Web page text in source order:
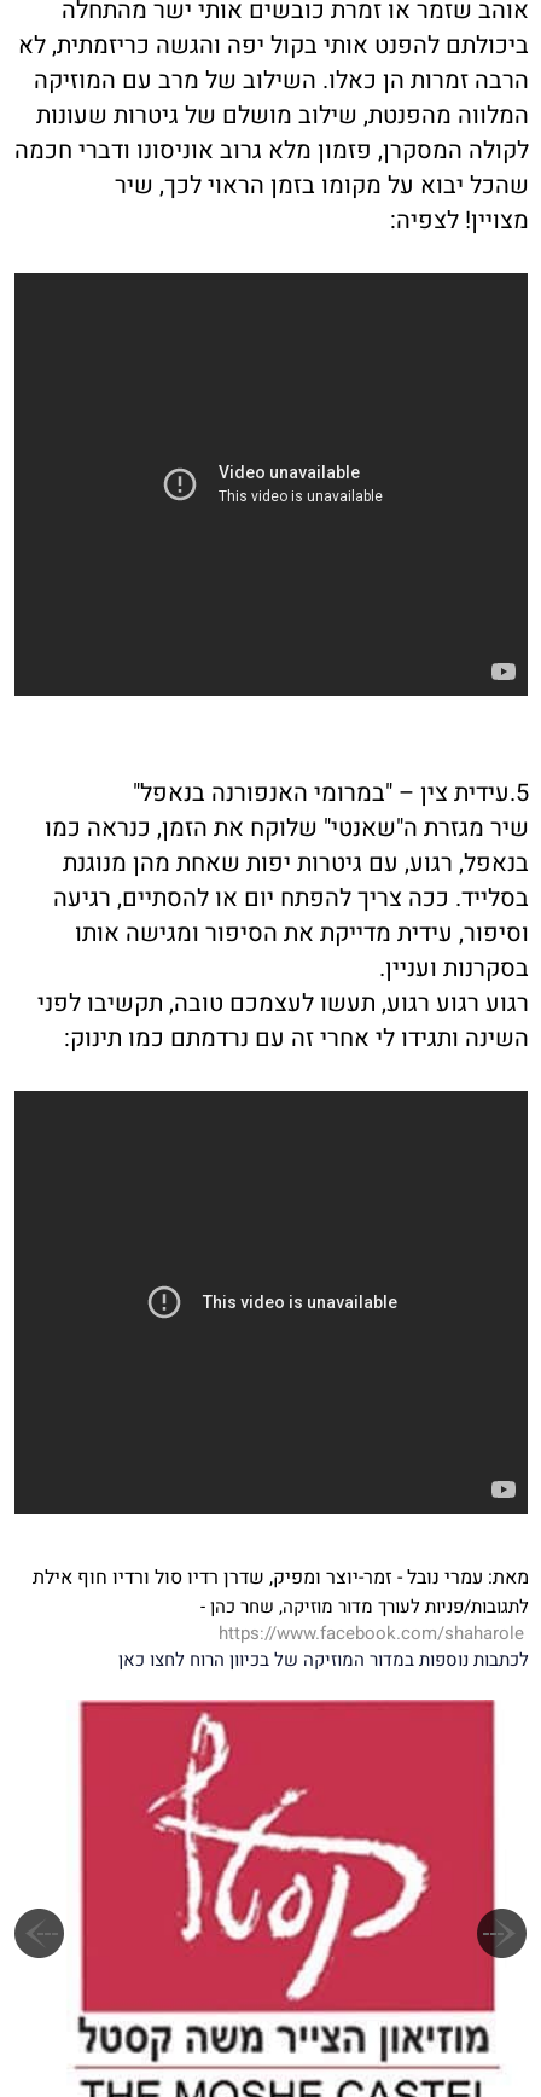
אוהב שזמר או זמרת כובשים אותי ישר מהתחלה
ביכולתם להפנט אותי בקול יפה והגשה כריזמתית, לא
הרבה זמרות הן כאלו. השילוב של מרב עם המוזיקה
המלווה מהפנטת, שילוב מושלם של גיטרות שעונות
לקולה המסקרן, פזמון מלא גרוב אוניסונו ודברי חכמה
שהכל יבוא על מקומו בזמן הראוי לכך, שיר
מצויין! לצפיה:
5.עידית צין – "במרומי האנפורנה בנאפל"
שיר מגזרת ה"שאנטי" שלוקח את הזמן, כנראה כמו
בנאפל, רגוע, עם גיטרות יפות שאחת מהן מנוגנת
בסלייד. ככה צריך להפתח יום או להסתיים, רגיעה
וסיפור, עידית מדייקת את הסיפור ומגישה אותו
בסקרנות ועניין.
רגוע רגוע רגוע, תעשו לעצמכם טובה, תקשיבו לפני
השינה ותגידו לי אחרי זה עם נרדמתם כמו תינוק:
מאת: עמרי נובל - זמר-יוצר ומפיק, שדרן רדיו סול ורדיו חוף אילת
לתגובות/פניות לעורך מדור מוזיקה, שחר כהן -
https://www.facebook.com/shaharole
לכתבות נוספות במדור המוזיקה של בכיוון הרוח לחצו כאן